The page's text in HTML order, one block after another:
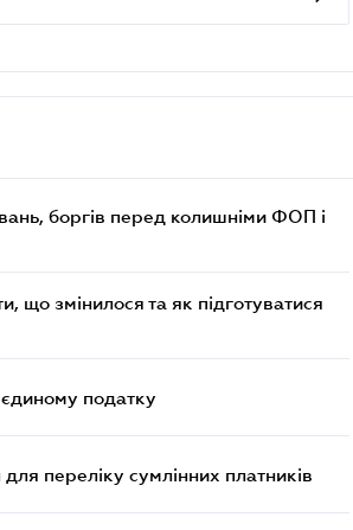
боргів перед колишніми ФОП і
що змінилося та як підготуватися
податку
переліку сумлінних платників